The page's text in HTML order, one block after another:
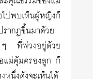
พบเห็นผู้หญิงก็
ากฏขึ้นมาด้วย
ๆ ที่พ่วงอยู่ด้วย
แม่คุ้มครองลูก ก็